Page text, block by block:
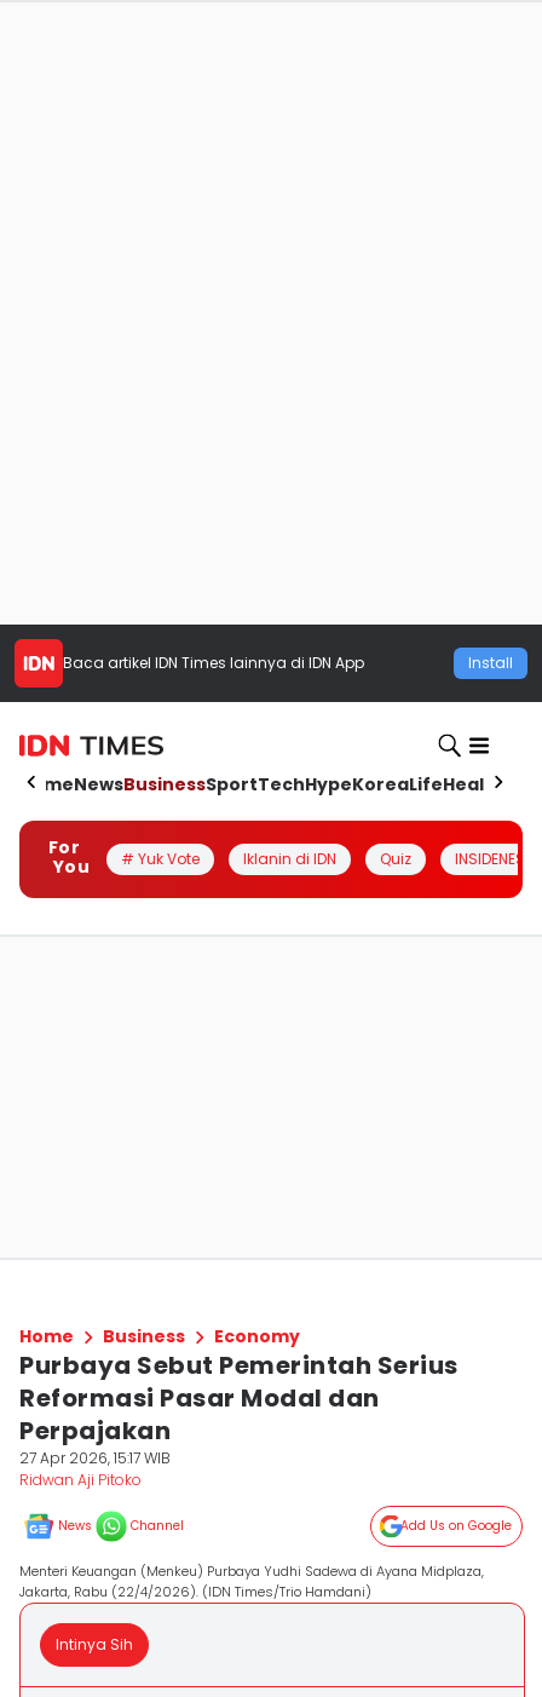
Baca artikel IDN Times lainnya di IDN App Install
HomeNewsBusinessSportTechHypeKoreaLifeHealth
For
You
# Yuk Vote Iklanin di IDN Quiz INSIDENESIA
Home Business Economy
Purbaya Sebut Pemerintah Serius
Reformasi Pasar Modal dan
Perpajakan
27 Apr 2026, 15:17 WIB
Ridwan Aji Pitoko
News Channel Add Us on Google
Menteri Keuangan (Menkeu) Purbaya Yudhi Sadewa di Ayana Midplaza,
Jakarta, Rabu (22/4/2026). (IDN Times/Trio Hamdani)
Intinya Sih